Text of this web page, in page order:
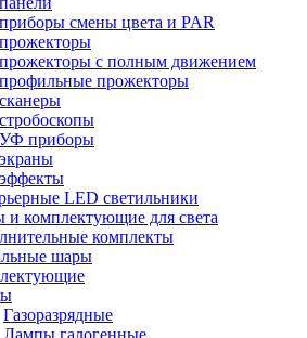
смены цвета и PAR
с полным движением
прожекторы
приборы
LED светильники
и комплектующие для света
комплекты
шары
Газоразрядные
Лампы галогенные